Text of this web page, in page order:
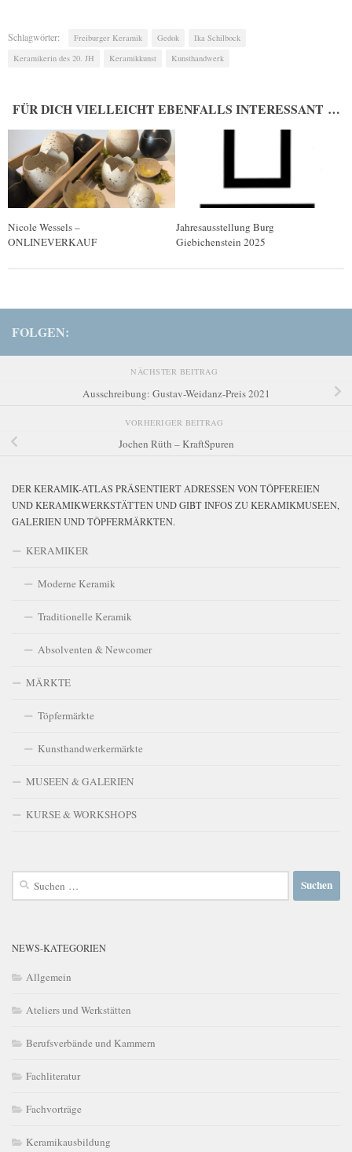
Schlagwörter: Freiburger Keramik Gedok
Ika Schilbock
Keramikerin des 20. JH
Keramikkunst Kunsthandwerk
FÜR DICH VIELLEICHT EBENFALLS INTERESSANT …
Nicole Wessels –
ONLINEVERKAUF
Jahresausstellung Burg
Giebichenstein 2025
FOLGEN:
NÄCHSTER BEITRAG
Ausschreibung: Gustav-Weidanz-Preis 2021
VORHERIGER BEITRAG
Jochen Rüth – KraftSpuren
DER KERAMIK-ATLAS PRÄSENTIERT ADRESSEN VON TÖPFEREIEN
UND KERAMIKWERKSTÄTTEN UND GIBT INFOS ZU KERAMIKMUSEEN,
GALERIEN UND TÖPFERMÄRKTEN.
KERAMIKER
Moderne Keramik
Traditionelle Keramik
Absolventen & Newcomer
MÄRKTE
Töpfermärkte
Kunsthandwerkermärkte
MUSEEN & GALERIEN
KURSE & WORKSHOPS
Suchen
NEWS-KATEGORIEN
Allgemein
Ateliers und Werkstätten
Berufsverbände und Kammern
Fachliteratur
Fachvorträge
Keramikausbildung